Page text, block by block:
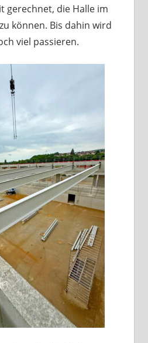
gerechnet, die Halle im
können. Bis dahin wird
viel passieren.